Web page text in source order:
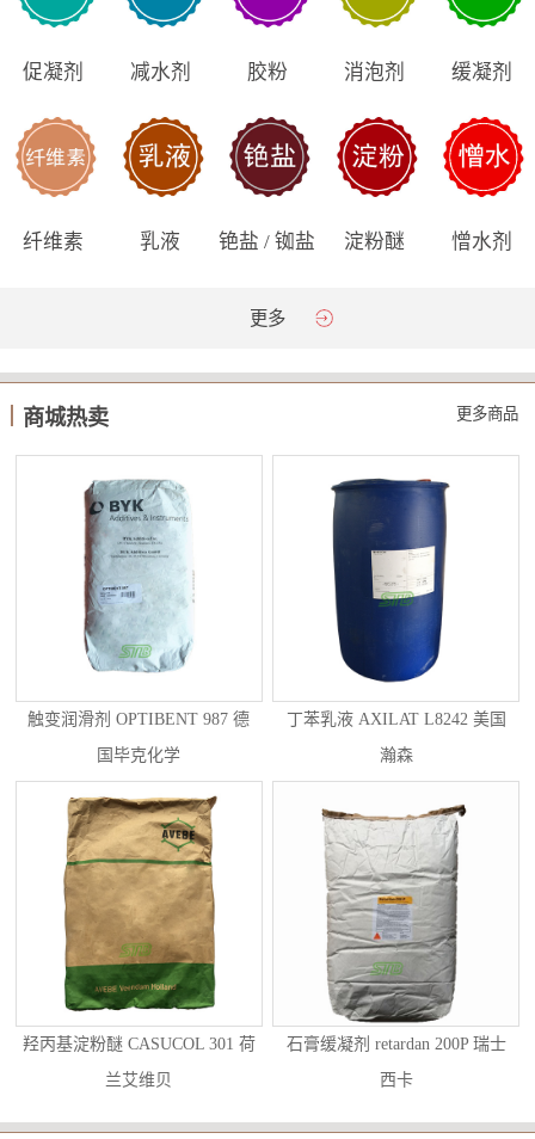
促凝剂 减水剂 胶粉 消泡剂 缓凝剂
纤维素 乳液 铯盐 / 铷盐 淀粉醚 憎水剂
更多
商城热卖 更多商品
触变润滑剂 OPTIBENT 987 德
国毕克化学
丁苯乳液 AXILAT L8242 美国
瀚森
羟丙基淀粉醚 CASUCOL 301 荷
兰艾维贝
石膏缓凝剂 retardan 200P 瑞士
西卡